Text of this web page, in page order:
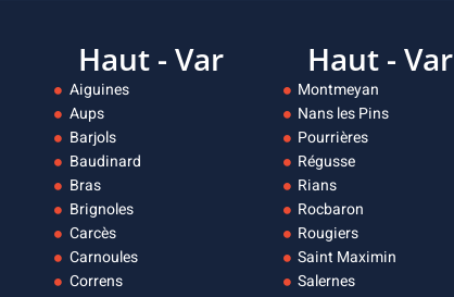
Haut - Var
Aiguines
Aups
Barjols
Baudinard
Bras
Brignoles
Carcès
Carnoules
Correns
Haut - Var
Montmeyan
Nans les Pins
Pourrières
Régusse
Rians
Rocbaron
Rougiers
Saint Maximin
Salernes